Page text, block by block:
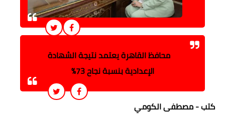
محافظ القاهرة يعتمد نتيجة الشهادة
الإعدادية بنسبة نجاح 73%
كتب - مصطفى الكومي